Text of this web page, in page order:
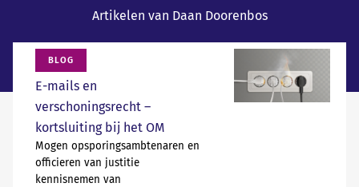
Artikelen van Daan Doorenbos
BLOG
E-mails en
verschoningsrecht –
kortsluiting bij het OM
Mogen opsporingsambtenaren en
officieren van justitie
kennisnemen van